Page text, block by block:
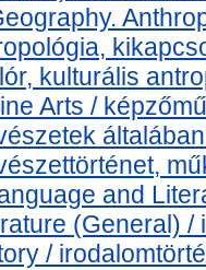
kulturális
Arts /
and
(General) /
/